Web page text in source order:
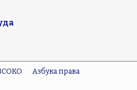
Азбука права